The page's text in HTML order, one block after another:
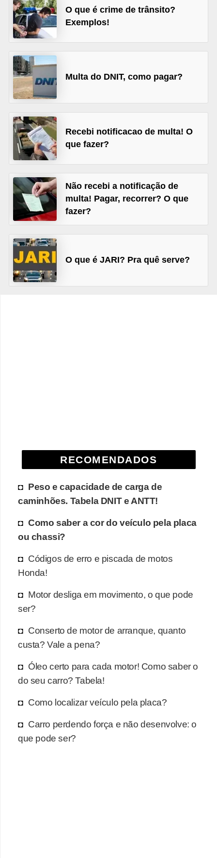
O que é crime de trânsito?
Exemplos!
Multa do DNIT, como pagar?
Recebi notificacao de multa! O
que fazer?
Não recebi a notificação de
multa! Pagar, recorrer? O que
fazer?
O que é JARI? Pra quê serve?
RECOMENDADOS
Peso e capacidade de carga de
caminhões. Tabela DNIT e ANTT!
Como saber a cor do veículo pela placa
ou chassi?
Códigos de erro e piscada de motos
Honda!
Motor desliga em movimento, o que pode
ser?
Conserto de motor de arranque, quanto
custa? Vale a pena?
Óleo certo para cada motor! Como saber o
do seu carro? Tabela!
Como localizar veículo pela placa?
Carro perdendo força e não desenvolve: o
que pode ser?
e
v
í
c
u
l
o
s
B
c
i
c
l
e
t
a
s
O
r
o
a
d
C
o
p
r
a
r
a
r
r
D